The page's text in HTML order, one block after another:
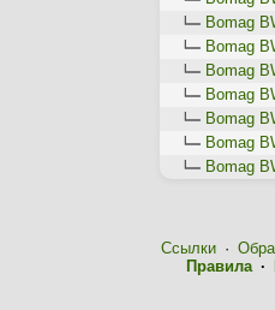
Bomag
Bomag
Bomag
Bomag
Bomag
Bomag
Bomag
Ссылки·
Правила·